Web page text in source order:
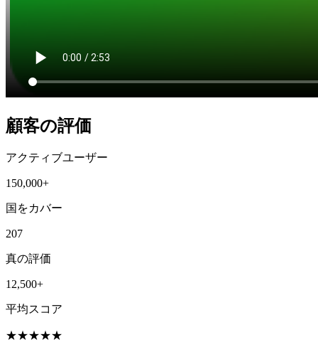
顧客の評価
アクティブユーザー
150,000+
国をカバー
207
真の評価
12,500+
平均スコア
★★★★★